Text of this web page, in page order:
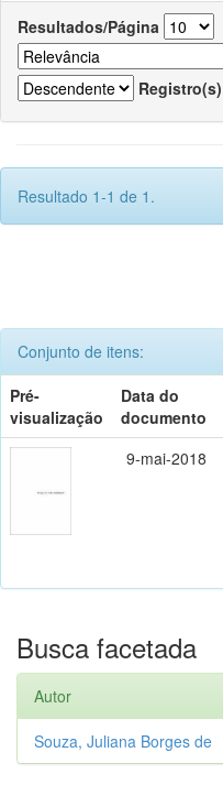
Resultados/Página
Registro(s)
Resultado 1-1 de 1.
Conjunto de itens:
Pré-
visualização
Data do
documento
9-mai-2018
Busca facetada
Autor
Souza, Juliana Borges de